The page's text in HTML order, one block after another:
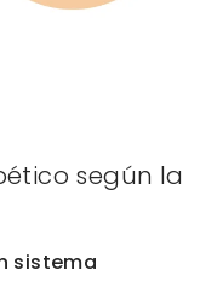
según la
sistema